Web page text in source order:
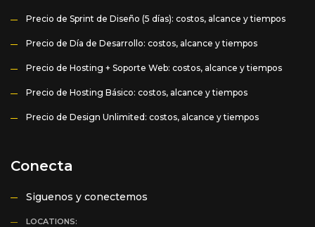
Precio de Sprint de Diseño (5 días): costos, alcance y tiempos
Precio de Día de Desarrollo: costos, alcance y tiempos
Precio de Hosting + Soporte Web: costos, alcance y tiempos
Precio de Hosting Básico: costos, alcance y tiempos
Precio de Design Unlimited: costos, alcance y tiempos
Conecta
Siguenos y conectemos
LOCATIONS: